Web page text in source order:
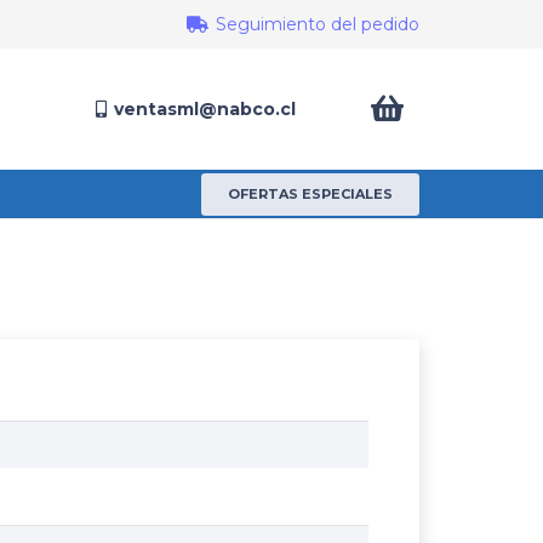
Seguimiento del pedido
ventasml@nabco.cl
OFERTAS ESPECIALES